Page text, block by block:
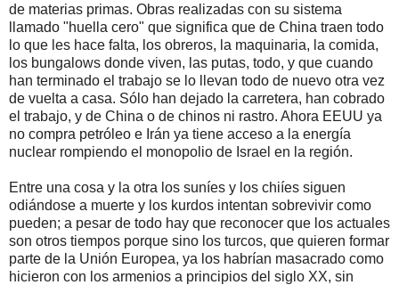
de materias primas. Obras realizadas con su sistema
llamado "huella cero" que significa que de China traen todo
lo que les hace falta, los obreros, la maquinaria, la comida,
los bungalows donde viven, las putas, todo, y que cuando
han terminado el trabajo se lo llevan todo de nuevo otra vez
de vuelta a casa. Sólo han dejado la carretera, han cobrado
el trabajo, y de China o de chinos ni rastro. Ahora EEUU ya
no compra petróleo e Irán ya tiene acceso a la energía
nuclear rompiendo el monopolio de Israel en la región.
Entre una cosa y la otra los suníes y los chiíes siguen
odiándose a muerte y los kurdos intentan sobrevivir como
pueden; a pesar de todo hay que reconocer que los actuales
son otros tiempos porque sino los turcos, que quieren formar
parte de la Unión Europea, ya los habrían masacrado como
hicieron con los armenios a principios del siglo XX, sin